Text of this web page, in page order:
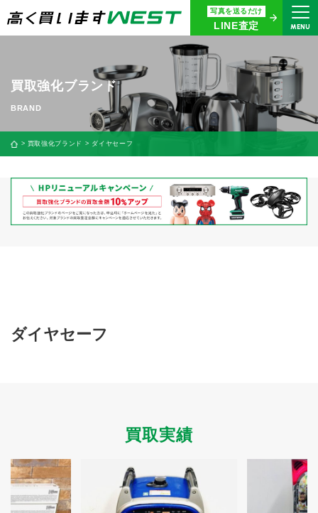
写真を送るだけ
LINE査定 MENU
まずはお気軽にお問い合わせ・
査定をご依頼ください
買取専用ダイヤル
0120-914-094
9:00〜18:30(年中無休)
24時間365日受付
買取に関する質問や相談もすぐにできて便利
簡単操作！LINE査定
新着情報
プライバシーポリシー
規約・同意書
本人確認書類アップロード
梱包
ガイド
法人の
お客様へ
買取強化ブランド
買取強化ブランド ダイヤセーフ
ダイヤセーフ
買取実績